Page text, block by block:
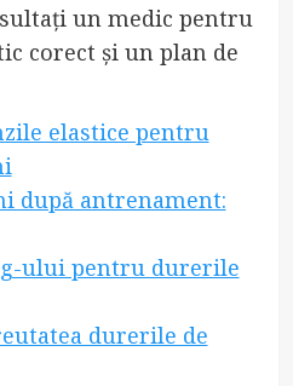
un medic pentru
corect și un plan de
elastice pentru
după antrenament:
ului pentru durerile
durerile de